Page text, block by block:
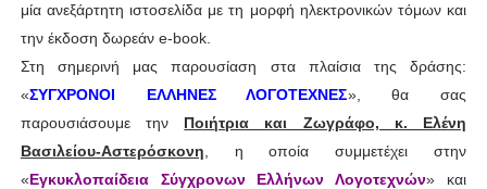
μία ανεξάρτητη ιστοσελίδα με τη μορφή ηλεκτρονικών τόμων και
την έκδοση δωρεάν e-book.
Στη σημερινή μας παρουσίαση στα πλαίσια της δράσης:
«ΣΥΓΧΡΟΝΟΙ ΕΛΛΗΝΕΣ ΛΟΓΟΤΕΧΝΕΣ», θα σας
παρουσιάσουμε την Ποιήτρια και Ζωγράφο, κ. Ελένη
Βασιλείου-Αστερόσκονη , η οποία συμμετέχει στην
«Εγκυκλοπαίδεια Σύγχρονων Ελλήνων Λογοτεχνών» και